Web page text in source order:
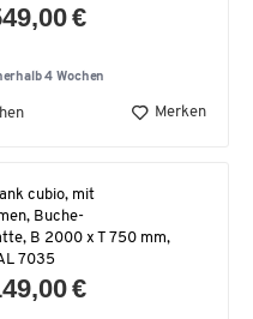
€
4 Wochen
Merken
cubio, mit
Buche-
B 2000 x T 750 mm,
7035
€